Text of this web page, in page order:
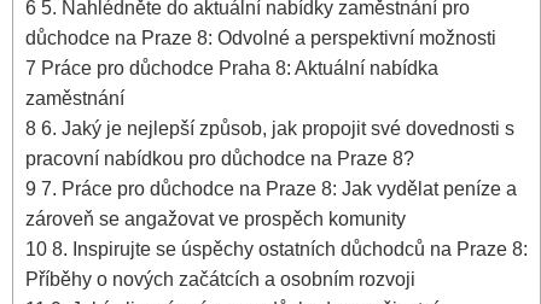
6 5. Nahlédněte do aktuální nabídky zaměstnání pro
důchodce na Praze 8: Odvolné a perspektivní možnosti
7 Práce pro důchodce Praha 8: Aktuální nabídka
zaměstnání
8 6. Jaký je nejlepší způsob, jak propojit své dovednosti s
pracovní nabídkou pro důchodce na Praze 8?
9 7. Práce pro důchodce na Praze 8: Jak vydělat peníze a
zároveň se angažovat ve prospěch komunity
10 8. Inspirujte se úspěchy ostatních důchodců na Praze 8:
Příběhy o nových začátcích a osobním rozvoji